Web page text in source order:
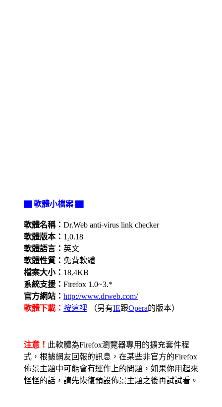
▇ 軟體小檔案 ▇
軟體名稱： Dr.Web anti-virus link checker
軟體版本： 1 .0.18
軟體語言： 英文
軟體性質： 免費軟體
檔案大小： 18.4KB
系統支援： Firefox 1.0~3.*
官方網站： http://www.drweb.com/
軟體下載： 按這裡 （另有IE跟Opera的版本）
注意！ 此軟體為Firefox瀏覽器專用的擴充套件程
式，根據網友回報的訊息，在某些非官方的Firefox
佈景主題中可能會有運作上的問題，如果你用起來
怪怪的話，請先恢復預設佈景主題之後再試試看。